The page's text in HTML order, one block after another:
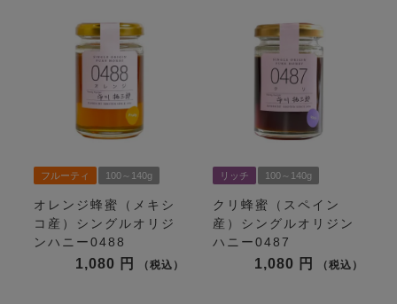
フルーティ 100～140g
オレンジ蜂蜜（メキシ
コ産）シングルオリジ
ンハニー0488
1,080 税込
リッチ 100～140g
クリ蜂蜜（スペイン
産）シングルオリジン
ハニー0487
1,080 税込